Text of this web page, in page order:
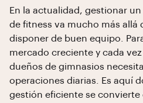
En la actualidad, gestionar
de fitness va mucho más allá
disponer de buen equipo.
mercado creciente y cada
dueños de gimnasios
operaciones diarias. Es aquí
gestión eficiente se convierte